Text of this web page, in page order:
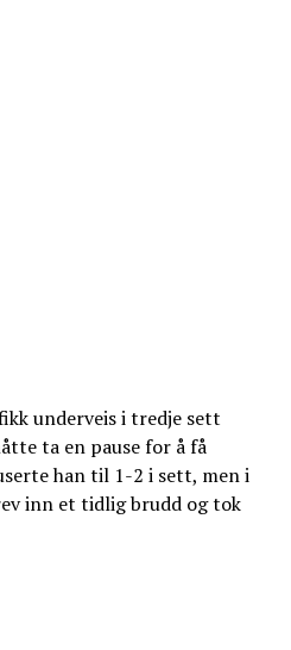
underveis i tredje sett
ta en pause for å få
han til 1-2 i sett, men i
inn et tidlig brudd og tok